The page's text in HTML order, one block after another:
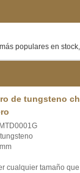
populares en
de tungsteno
cualquier tamaño